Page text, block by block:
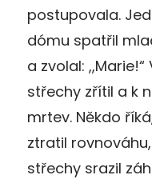
postupovala.
dómu spatřil
a zvolal:
střechy zřítil a k
mrtev. Někdo
ztratil
střechy srazil